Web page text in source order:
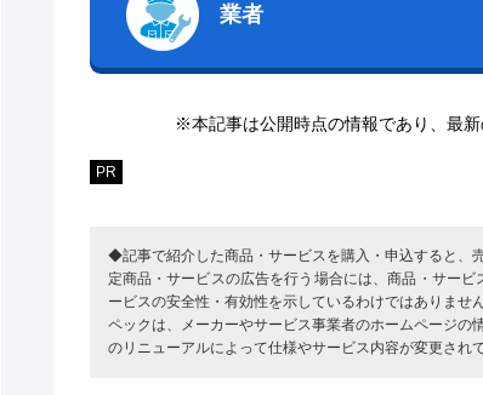
業者
※本記事は公開時点の情報であり、最
PR
◆記事で紹介した商品・サービスを購入・申込すると、
定商品・サービスの広告を行う場合には、商品・サー
ービスの安全性・有効性を示しているわけではありま
ペックは、メーカーやサービス事業者のホームページ
のリニューアルによって仕様やサービス内容が変更され